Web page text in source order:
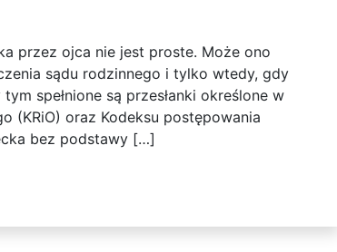
przez ojca nie jest proste. Może ono
sądu rodzinnego i tylko wtedy, gdy
spełnione są przesłanki określone w
(KRiO) oraz Kodeksu postępowania
bez podstawy […]